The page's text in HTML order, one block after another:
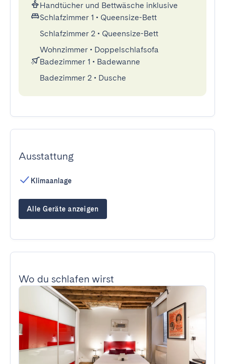
Handtücher und Bettwäsche inklusive
Schlafzimmer 1 • Queensize-Bett
Schlafzimmer 2 • Queensize-Bett
Wohnzimmer • Doppelschlafsofa
Badezimmer 1 • Badewanne
Badezimmer 2 • Dusche
Ausstattung
Klimaanlage
Alle Geräte anzeigen
Wo du schlafen wirst